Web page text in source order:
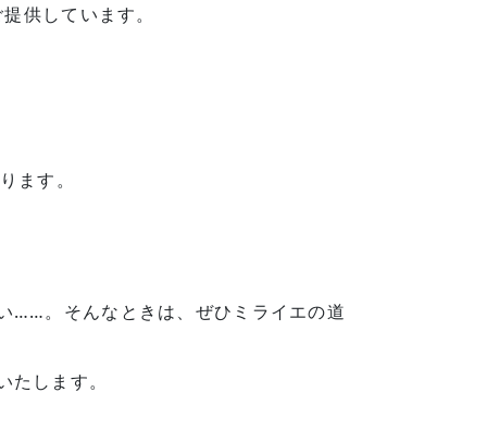
供しています。
ます。
……。そんなときは、ぜひミライエの道
します。